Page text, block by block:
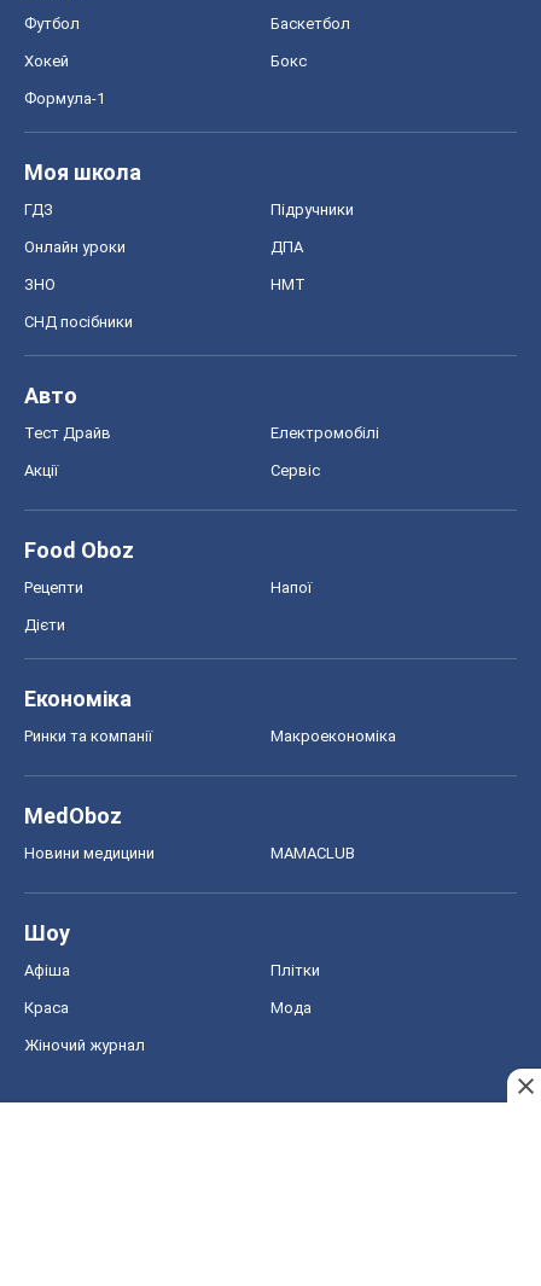
Футбол Баскетбол
Хокей Бокс
Формула-1
Моя школа
ГДЗ Підручники
Онлайн уроки ДПА
ЗНО НМТ
СНД посібники
Авто
Тест Драйв Електромобілі
Акції Сервіс
Food Oboz
Рецепти Напої
Дієти
Економіка
Ринки та компанії Макроекономіка
MedOboz
Новини медицини MAMACLUB
Шоу
Афіша Плітки
Краса Мода
Жіночий журнал